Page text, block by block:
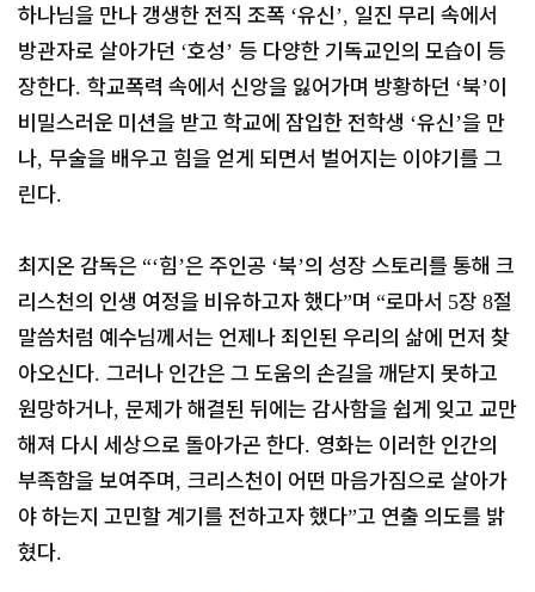
하나님을 만나 갱생한 전직 조폭 ‘유신’, 일진 무리 속에서
방관자로 살아가던 ‘호성’ 등 다양한 기독교인의 모습이 등
장한다. 학교폭력 속에서 신앙을 잃어가며 방황하던 ‘북’이
비밀스러운 미션을 받고 학교에 잠입한 전학생 ‘유신’을 만
나, 무술을 배우고 힘을 얻게 되면서 벌어지는 이야기를 그
린다.
최지온 감독은 “‘힘’은 주인공 ‘북’의 성장 스토리를 통해 크
리스천의 인생 여정을 비유하고자 했다”며 “로마서 5장 8절
말씀처럼 예수님께서는 언제나 죄인된 우리의 삶에 먼저 찾
아오신다. 그러나 인간은 그 도움의 손길을 깨닫지 못하고
원망하거나, 문제가 해결된 뒤에는 감사함을 쉽게 잊고 교만
해져 다시 세상으로 돌아가곤 한다. 영화는 이러한 인간의
부족함을 보여주며, 크리스천이 어떤 마음가짐으로 살아가
야 하는지 고민할 계기를 전하고자 했다”고 연출 의도를 밝
혔다.